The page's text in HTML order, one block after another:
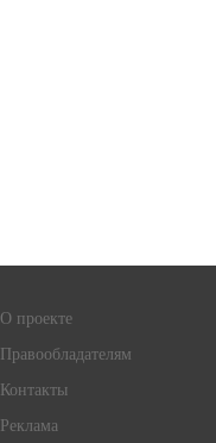
О проекте
Правообладателям
Контакты
Реклама